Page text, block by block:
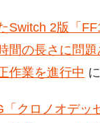
Switch 2版「
間の長さに問
作業を進行中 に
「クロノオデッ